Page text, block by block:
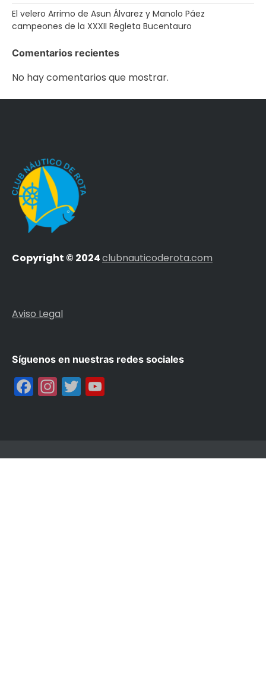
El velero Arrimo de Asun Álvarez y Manolo Páez
campeones de la XXXII Regleta Bucentauro
Comentarios recientes
No hay comentarios que mostrar.
Copyright © 2024clubnauticoderota.com
Aviso Legal
Síguenos en nuestras redes sociales
Facebook
Instagram
Twitter